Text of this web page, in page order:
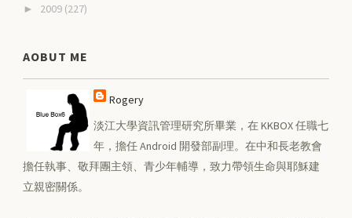
► 2009 (227)
AOBUT ME
Rogery
淡江大學資訊管理研究所畢業，在 KKBOX 任職七
年，擔任 Android 開發部副理。在中和長老教會
擔任執事、敬拜團主領、青少年輔導，致力帶領生命與耶穌建
立親密關係。